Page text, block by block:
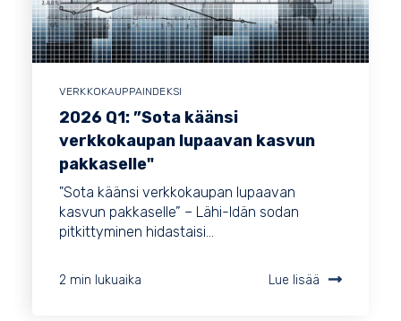
VERKKOKAUPPAINDEKSI
2026 Q1: ”Sota käänsi
verkkokaupan lupaavan kasvun
pakkaselle"
"Sota käänsi verkkokaupan lupaavan
kasvun pakkaselle” – Lähi-Idän sodan
pitkittyminen hidastaisi...
2 min lukuaika Lue lisää